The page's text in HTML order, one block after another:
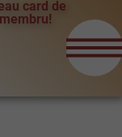
card de
membru!